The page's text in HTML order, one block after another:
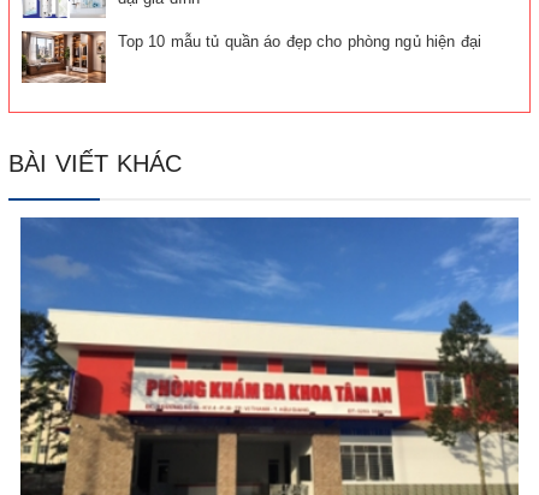
Top 10 mẫu tủ quần áo đẹp cho phòng ngủ hiện đại
BÀI VIẾT KHÁC